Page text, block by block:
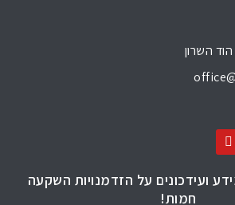
ועידכונים על הזדמנויות השקעה
חמות!